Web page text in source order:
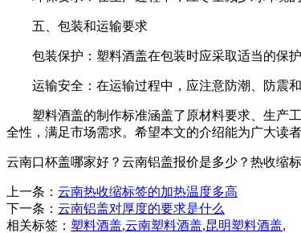
五、包装和运输要求
包装保护：塑料酒盖在包装时应采取适当的保
运输安全：在运输过程中，应注意防潮、防震
塑料酒盖的制作标准涵盖了原材料要求、生产
全性，满足市场需求。希望本文的介绍能为广大读
云南口杯盖哪家好？云南铝盖报价是多少？热收缩
上一条： 云南热收缩标签的加热温度多高
下一条： 云南铝盖对厚度的要求是什么
相关标签： 塑料酒盖,云南塑料酒盖,昆明塑料酒盖,